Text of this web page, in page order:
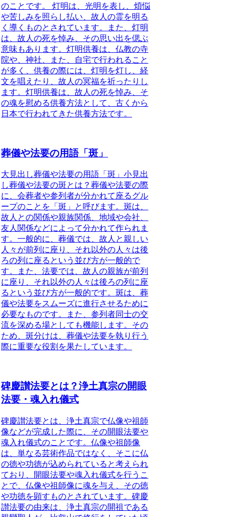
のことです。
灯明は、光明を表し、煩悩
や苦しみを照らし払い、故人の霊を明る
く導くものとされています。また、灯明
は、故人の死を悼み、その思い出を偲ぶ
意味もあります。灯明供養は、仏教の寺
院や、神社、また、自宅で行われること
が多く、供養の際には、灯明を灯し、経
文を唱えたり、故人の冥福を祈ったりし
ます。灯明供養は、故人の死を悼み、そ
の魂を慰める供養方法として、古くから
日本で行われてきた供養方法です。
葬儀や法要の用語「斑」
大見出し葬儀や法要の用語「斑」小見出
し葬儀や法要の斑とは？葬儀や法要の際
に、会葬者や参列者が分かれて座るグル
ープのことを「斑」と呼びます。斑は、
故人との関係や親族関係、地域や会社、
友人関係などによって分かれて作られま
す。一般的に、葬儀では、故人と親しい
人々が前列に座り、それ以外の人々は後
ろの列に座るという並び方が一般的で
す。
また、法要では、故人の親族が前列
に座り、それ以外の人々は後ろの列に座
るという並び方が一般的です。斑は、葬
儀や法要をスムーズに進行させるために
必要なものです。また、参列者同士の交
流を深める場としても機能します。 その
ため、斑分けは、葬儀や法要を執り行う
際に重要な役割を果たしています。
碑慶讃法要とは？浄土真宗の開眼
法要・魂入れ儀式
碑慶讃法要とは、浄土真宗で仏像や祖師
像などが完成した際に、その開眼法要や
魂入れ儀式のことです。仏像や祖師像
は、単なる芸術作品ではなく、そこに仏
の徳や功徳が込められていると考えられ
ており
、開眼法要や魂入れ儀式を行うこ
とで、仏像や祖師像に魂を与え、その徳
や功徳を顕す ものとされています。碑慶
讃法要の由来は、浄土真宗の開祖である